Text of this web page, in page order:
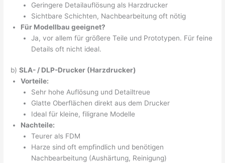
Geringere Detailauflösung als Harzdrucker
Sichtbare Schichten, Nachbearbeitung oft nötig
Für Modellbau geeignet?
Ja, vor allem für größere Teile und Prototypen. Für feine
Details oft nicht ideal.
b)SLA- / DLP-Drucker (Harzdrucker)
Vorteile:
Sehr hohe Auflösung und Detailtreue
Glatte Oberflächen direkt aus dem Drucker
Ideal für kleine, filigrane Modelle
Nachteile:
Teurer als FDM
Harze sind oft empfindlich und benötigen
Nachbearbeitung (Aushärtung, Reinigung)